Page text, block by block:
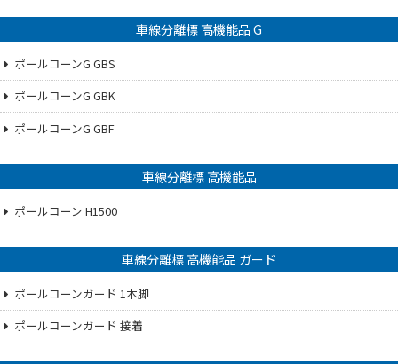
車線分離標 高機能品 G
ポールコーンG GBS
ポールコーンG GBK
ポールコーンG GBF
車線分離標 高機能品
ポールコーン H1500
車線分離標 高機能品 ガード
ポールコーンガード 1本脚
ポールコーンガード 接着